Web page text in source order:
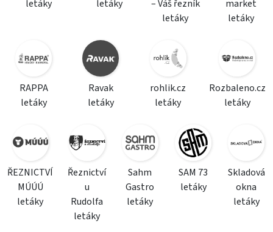
letáky
letáky
– Váš řezník
letáky
market
letáky
RAPPA
letáky
Ravak
letáky
rohlik.cz
letáky
Rozbaleno.cz
letáky
ŘEZNICTVÍ
MÚÚÚ
letáky
Řeznictví
u
Rudolfa
letáky
Sahm
Gastro
letáky
SAM 73
letáky
Skladová
okna
letáky